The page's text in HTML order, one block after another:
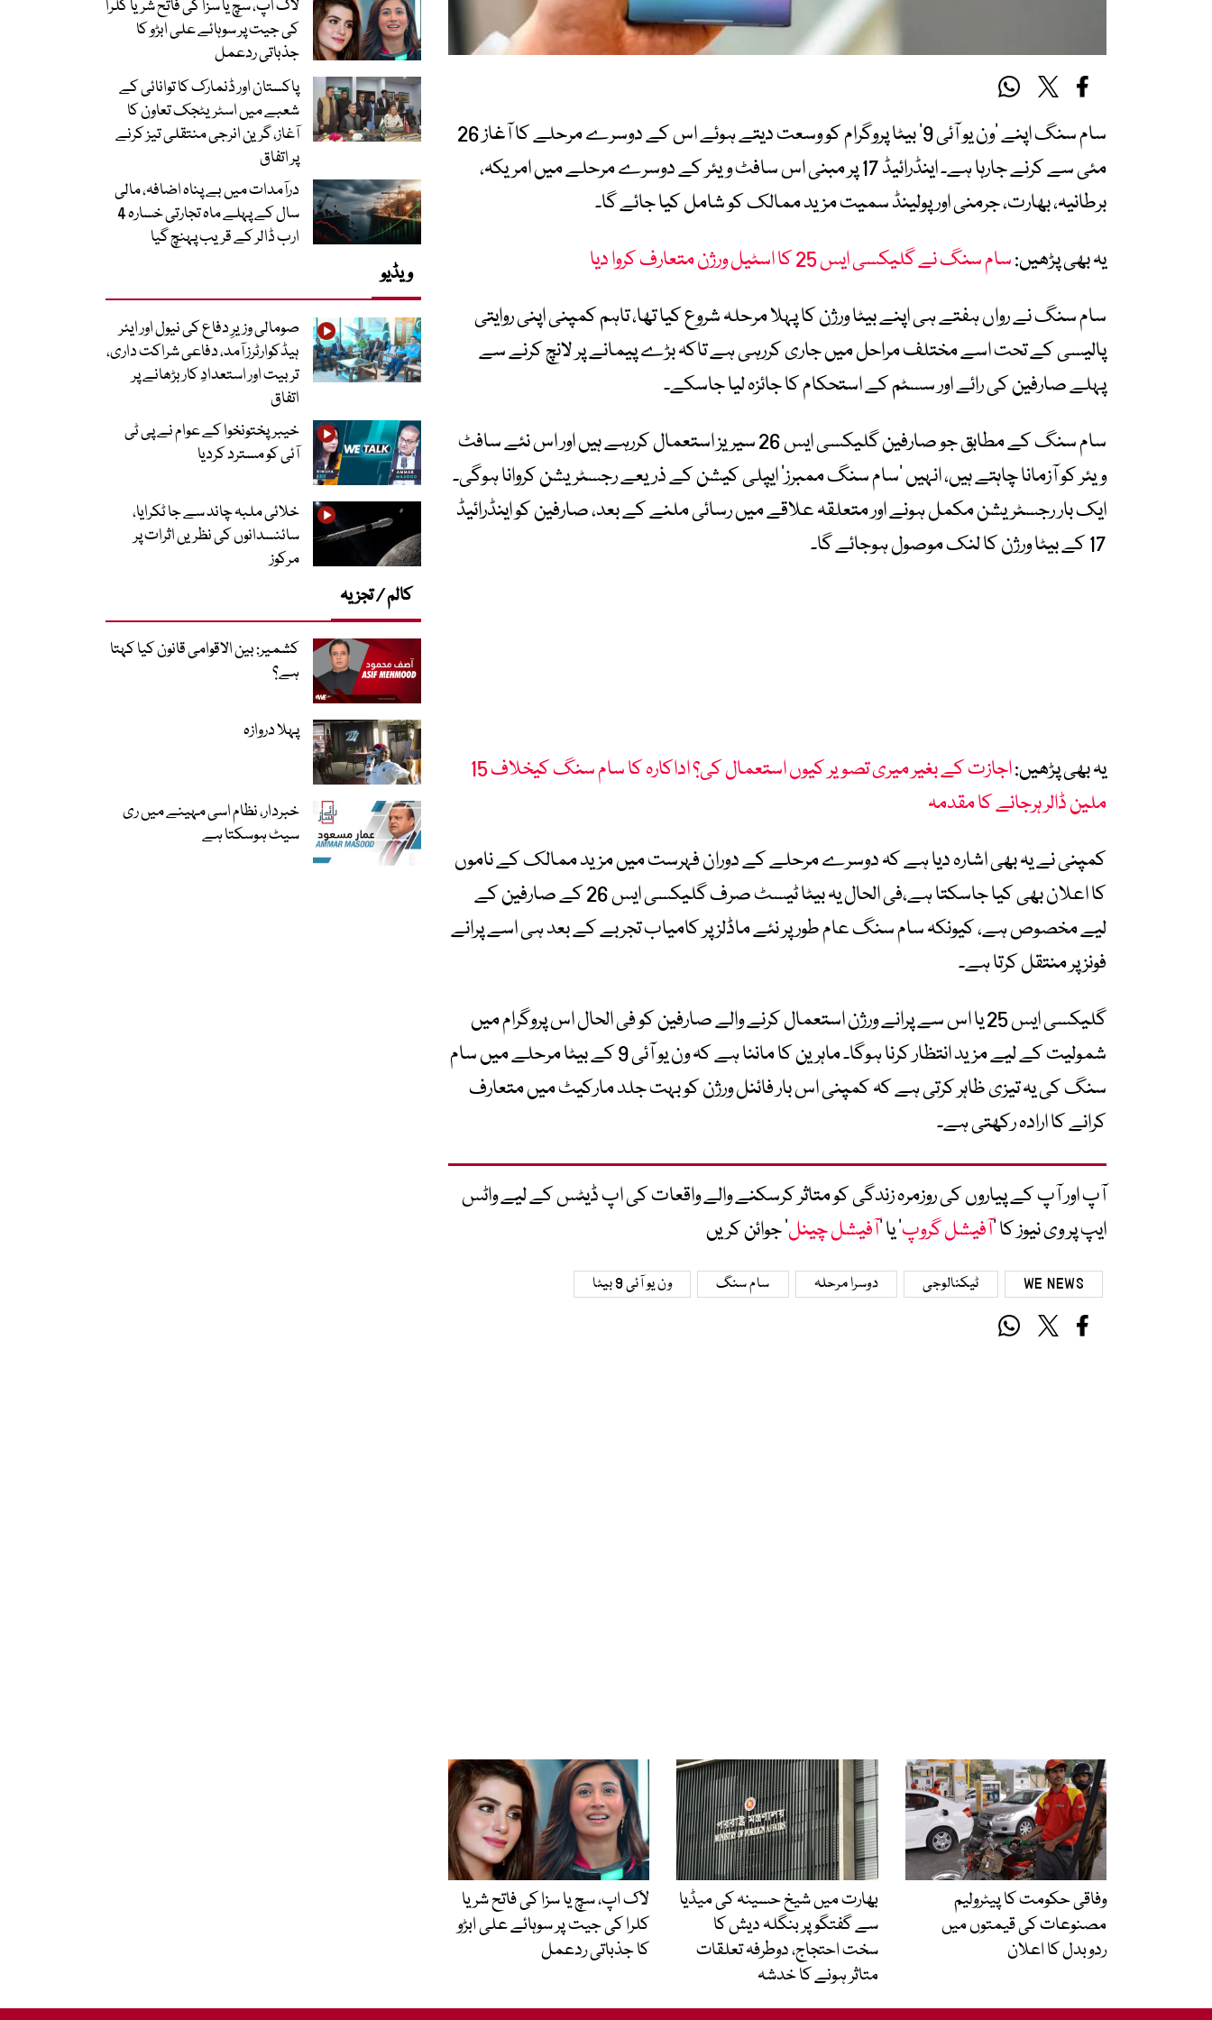
سام سنگ اپنے ’ون یو آئی 9‘ بیٹا پروگرام کو وسعت دیتے ہوئے اس کے دوسرے مرحلے کا آغاز 26
مئی سے کرنے جارہا ہے۔ اینڈرائیڈ 17 پر مبنی اس سافٹ ویئر کے دوسرے مرحلے میں امریکہ،
برطانیہ، بھارت، جرمنی اور پولینڈ سمیت مزید ممالک کو شامل کیا جائے گا۔
یہ بھی پڑھیں:سام سنگ نے گلیکسی ایس 25 کا اسٹیل ورژن متعارف کروا دیا
سام سنگ نے رواں ہفتے ہی اپنے بیٹا ورژن کا پہلا مرحلہ شروع کیا تھا، تاہم کمپنی اپنی روایتی
پالیسی کے تحت اسے مختلف مراحل میں جاری کررہی ہے تاکہ بڑے پیمانے پر لانچ کرنے سے
پہلے صارفین کی رائے اور سسٹم کے استحکام کا جائزہ لیا جاسکے۔
سام سنگ کے مطابق جو صارفین گلیکسی ایس 26 سیریز استعمال کررہے ہیں اور اس نئے سافٹ
ویئر کو آزمانا چاہتے ہیں، انہیں ’سام سنگ ممبرز‘ ایپلی کیشن کے ذریعے رجسٹریشن کروانا ہوگی۔
ایک بار رجسٹریشن مکمل ہونے اور متعلقہ علاقے میں رسائی ملنے کے بعد، صارفین کو اینڈرائیڈ
17 کے بیٹا ورژن کا لنک موصول ہوجائے گا۔
یہ بھی پڑھیں:
اجازت کے بغیر میری تصویر کیوں استعمال کی؟ اداکارہ کا سام سنگ کیخلاف 15
ملین ڈالر ہرجانے کا مقدمہ
کمپنی نے یہ بھی اشارہ دیا ہے کہ دوسرے مرحلے کے دوران فہرست میں مزید ممالک کے ناموں
کا اعلان بھی کیا جاسکتا ہے،فی الحال یہ بیٹا ٹیسٹ صرف گلیکسی ایس 26 کے صارفین کے
لیے مخصوص ہے، کیونکہ سام سنگ عام طور پر نئے ماڈلز پر کامیاب تجربے کے بعد ہی اسے پرانے
فونز پر منتقل کرتا ہے۔
گلیکسی ایس 25 یا اس سے پرانے ورژن استعمال کرنے والے صارفین کو فی الحال اس پروگرام میں
شمولیت کے لیے مزید انتظار کرنا ہوگا۔ ماہرین کا ماننا ہے کہ ون یو آئی 9 کے بیٹا مرحلے میں سام
سنگ کی یہ تیزی ظاہر کرتی ہے کہ کمپنی اس بار فائنل ورژن کو بہت جلد مارکیٹ میں متعارف
کرانے کا ارادہ رکھتی ہے۔
آپ اور آپ کے پیاروں کی روزمرہ زندگی کو متاثر کرسکنے والے واقعات کی اپ ڈیٹس کے لیے واٹس
ایپ پر وی نیوز کا ’آفیشل گروپ‘ یا ’آفیشل چینل‘ جوائن کریں
WE NEWS ٹیکنالوجی دوسرا مرحلہ سام سنگ ون یو آئی 9 بیٹا
وفاقی حکومت کا پیٹرولیم
مصنوعات کی قیمتوں میں
ردوبدل کا اعلان
بھارت میں شیخ حسینہ کی میڈیا
سے گفتگو پر بنگلہ دیش کا
سخت احتجاج، دوطرفہ تعلقات
متاثر ہونے کا خدشہ
لاک اپ، سچ یا سزا کی فاتح شریا
کلرا کی جیت پر سوہائے علی ابڑو
کا جذباتی ردعمل
لاک اپ، سچ یا سزا کی فاتح شریا کلرا
کی جیت پر سوہائے علی ابڑو کا
جذباتی ردعمل
پاکستان اور ڈنمارک کا توانائی کے
شعبے میں اسٹریٹجک تعاون کا
آغاز، گرین انرجی منتقلی تیز کرنے
پر اتفاق
درآمدات میں بے پناہ اضافہ، مالی
سال کے پہلے ماہ تجارتی خسارہ 4
ارب ڈالر کے قریب پہنچ گیا
ویڈیو
صومالی وزیرِ دفاع کی نیول اور ایئر
ہیڈکوارٹرز آمد، دفاعی شراکت داری،
تربیت اور استعدادِ کار بڑھانے پر
اتفاق
خیبرپختونخوا کے عوام نے پی ٹی
آئی کو مسترد کردیا
خلائی ملبہ چاند سے جا ٹکرایا،
سائنسدانوں کی نظریں اثرات پر
مرکوز
کالم / تجزیہ
کشمیر: بین الاقوامی قانون کیا کہتا
ہے؟
پہلا دروازہ
خبردار، نظام اسی مہینے میں ری
سیٹ ہوسکتا ہے